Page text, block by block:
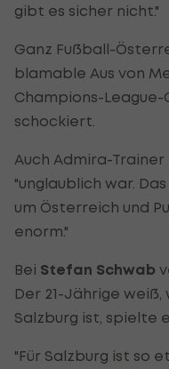
gibt es sicher nicht."
Ganz Fußball-
blamable Aus von
Champions-League-
schockiert.
Auch Admira-
"unglaublich war.
um Österreich und
enorm."
Bei Stefan Schwab
Der 21-Jährige
Salzburg ist, spielte
"Für Salzburg ist so